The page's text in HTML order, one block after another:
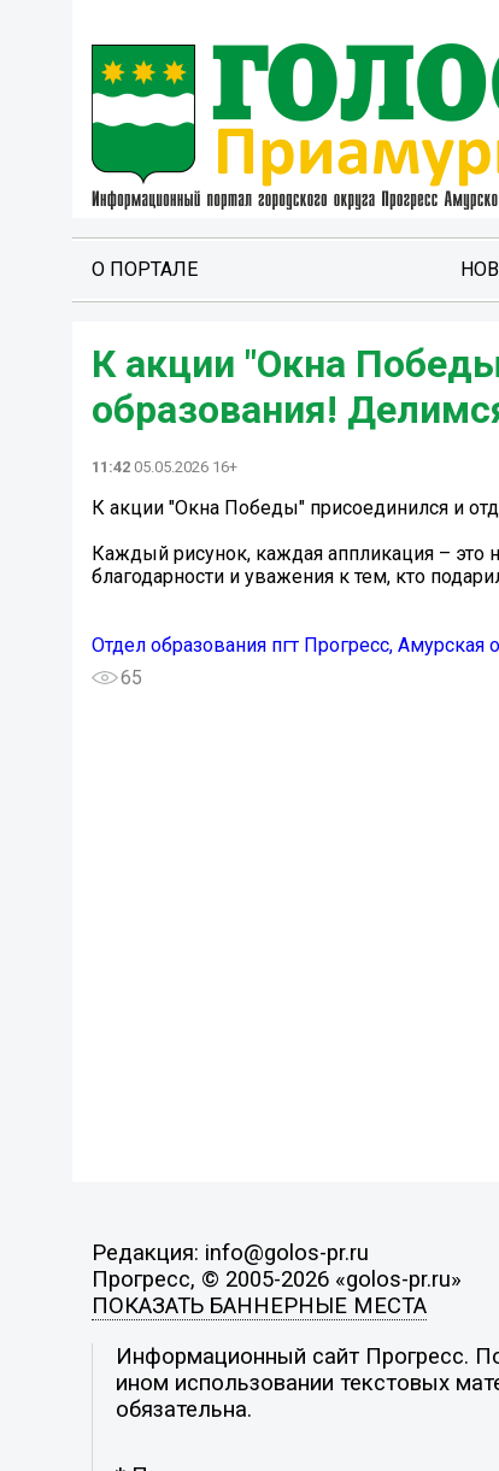
О ПОРТАЛЕ
К акции "Окна
образования!
11:42 05.05.2026 16+
К акции "Окна Победы" присоединился и
Каждый рисунок, каждая аппликация – это
благодарности и уважения к тем, кто
Отдел образования пгт Прогресс, Амурская
65
Редакция: info@golos-pr.ru
Прогресс, © 2005-2026 «golos-pr.ru»
ПОКАЗАТЬ БАННЕРНЫЕ МЕСТА
Информационный сайт Прогресс.
ином использовании текстовых
обязательна.